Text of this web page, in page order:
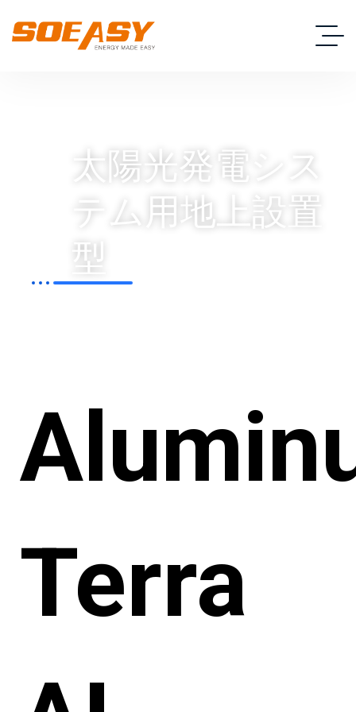
太陽光発電シス
テム用地上設置
型
Terra